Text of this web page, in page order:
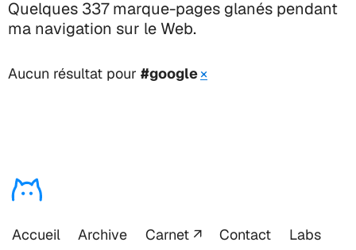
Quelques 337 marque-pages glanés pendant
ma navigation sur le Web.
Aucun résultat pour #google×
Accueil Archive Carnet Contact
Labs